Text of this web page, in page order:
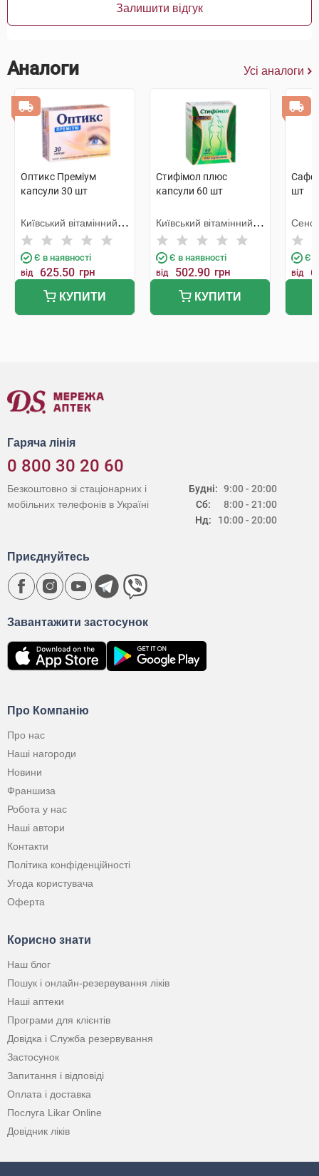
Залишити відгук
Аналоги Усі аналоги
Оптикс Преміум
капсули 30 шт
Київський вітамінний
завод
Є в наявності
від 625.50 грн
КУПИТИ
Стифімол плюс
капсули 60 шт
Київський вітамінний
завод
Є в наявності
від 502.90 грн
КУПИТИ
шт
Є в
від
Гаряча лінія
0 800 30 20 60
Будні:
Сб:
Нд:
9:00 - 20:00
8:00 - 21:00
10:00 - 20:00
Безкоштовно зі стаціонарних і
мобільних телефонів в Україні
Про Компанію
Про нас
Наші нагороди
Новини
Франшиза
Робота у нас
Наші автори
Контакти
Політика конфіденційності
Угода користувача
Оферта
Корисно знати
Наш блог
Пошук і онлайн-резервування ліків
Наші аптеки
Програми для клієнтів
Довідка і Служба резервування
Застосунок
Запитання і відповіді
Оплата і доставка
Послуга Likar Online
Довідник ліків
Завантажити застосунок
Приєднуйтесь